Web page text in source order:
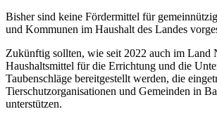
Bisher sind keine Fördermittel für
und Kommunen im Haushalt des Landes
Zukünftig sollten, wie seit 2022 auch im Land
Haushaltsmittel für die Errichtung und die
Taubenschläge bereitgestellt werden, die
Tierschutzorganisationen und Gemeinden in
unterstützen.